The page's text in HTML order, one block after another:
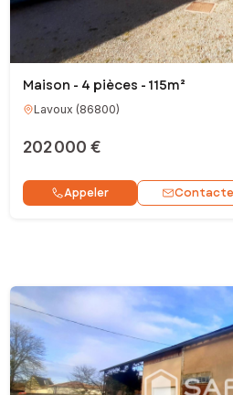
Maison - 4 pièces - 115m²
Lavoux (86800)
202 000 €
Appeler